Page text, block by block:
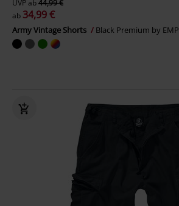
UVPab44,99 €
ab 34,99 €
Army Vintage Shorts Black Premium by EMP